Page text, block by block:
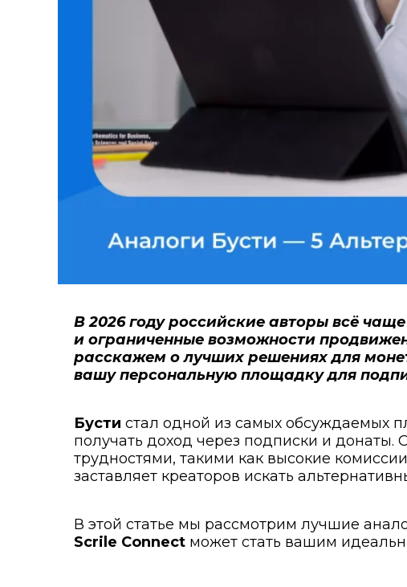
В 2026 году российские авторы всё
и ограниченные возможности
расскажем о лучших решениях для
вашу персональную площадку для
Бусти стал одной из самых обсуждаемых
получать доход через подписки и донаты.
трудностями, такими как высокие
заставляет креаторов искать
В этой статье мы рассмотрим лучшие
Scrile Connect может стать вашим